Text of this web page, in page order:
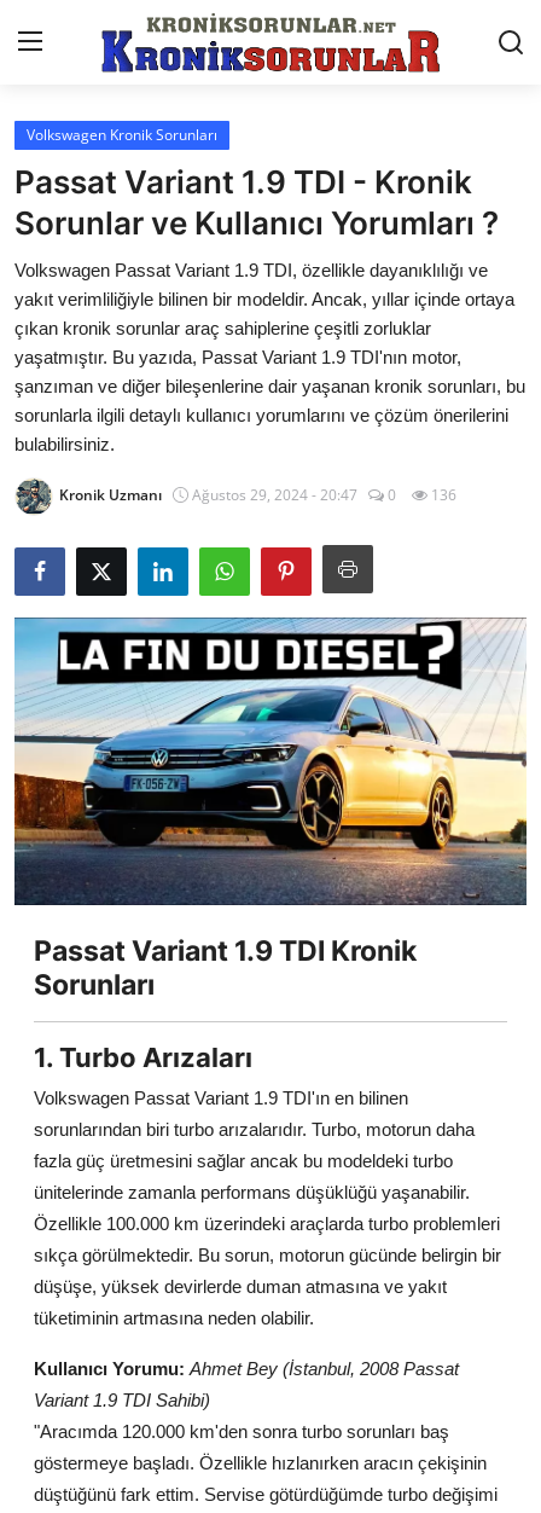
Anasayfa
Markalar
İletişim
Trafik & Cezalar
Sigorta & Kasko
Vergi & ÖTV & MTV
Muayene & Ruhsat
İkinci El & Alım-Satım
Bakım & Arıza Çözümleri
Elektrikli & Hibrit
Kiralama & Filo
Sürüş & Güvenlik
Lastik & Jant
Yağlar & Sıvılar
LPG & Yakıt
Klima & Konfor
Aydınlatma & Görüş
Şanzıman & Aktarma
Dizel Sistemler
Multimedya & Elektronik
Volkswagen Kronik Sorunları
Passat Variant 1.9 TDI - Kronik
Sorunlar ve Kullanıcı Yorumları ?
Volkswagen Passat Variant 1.9 TDI, özellikle dayanıklılığı ve
yakıt verimliliğiyle bilinen bir modeldir. Ancak, yıllar içinde ortaya
çıkan kronik sorunlar araç sahiplerine çeşitli zorluklar
yaşatmıştır. Bu yazıda, Passat Variant 1.9 TDI'nın motor,
şanzıman ve diğer bileşenlerine dair yaşanan kronik sorunları, bu
sorunlarla ilgili detaylı kullanıcı yorumlarını ve çözüm önerilerini
bulabilirsiniz.
Kronik Uzmanı Ağustos 29, 2024 - 20:47 0 136
Passat Variant 1.9 TDI Kronik
Sorunları
1. Turbo Arızaları
Volkswagen Passat Variant 1.9 TDI'ın en bilinen
sorunlarından biri turbo arızalarıdır. Turbo, motorun daha
fazla güç üretmesini sağlar ancak bu modeldeki turbo
ünitelerinde zamanla performans düşüklüğü yaşanabilir.
Özellikle 100.000 km üzerindeki araçlarda turbo problemleri
sıkça görülmektedir. Bu sorun, motorun gücünde belirgin bir
düşüşe, yüksek devirlerde duman atmasına ve yakıt
tüketiminin artmasına neden olabilir.
Kullanıcı Yorumu: Ahmet Bey (İstanbul, 2008 Passat
Variant 1.9 TDI Sahibi)
"Aracımda 120.000 km'den sonra turbo sorunları baş
göstermeye başladı. Özellikle hızlanırken aracın çekişinin
düştüğünü fark ettim. Servise götürdüğümde turbo değişimi